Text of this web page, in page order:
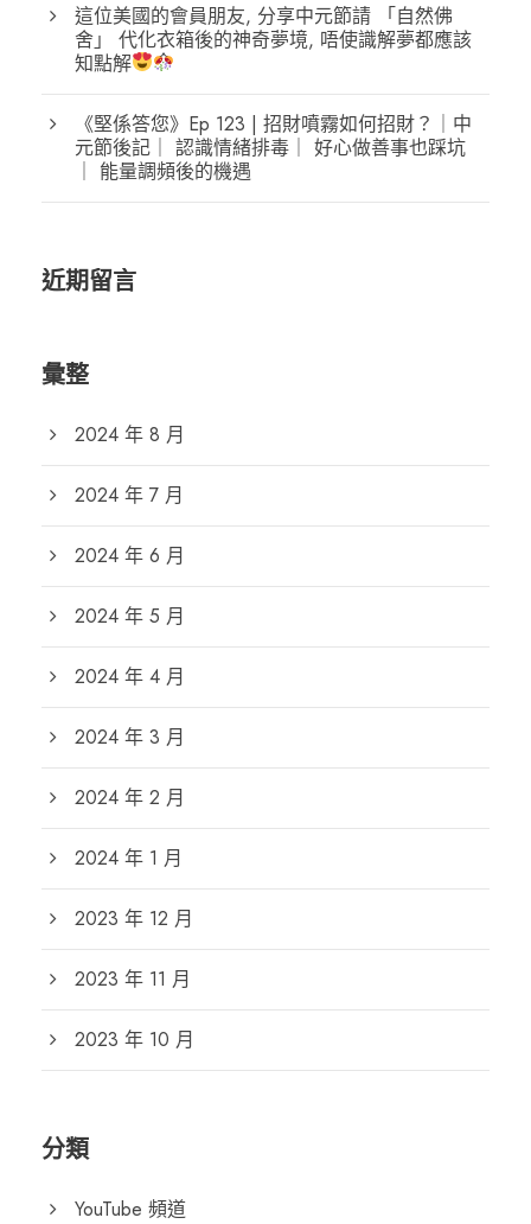
這位美國的會員朋友, 分享中元節請 「自然佛
舍」 代化衣箱後的神奇夢境, 唔使識解夢都應該
知點解
《堅係答您》Ep 123 | 招財噴霧如何招財？｜中
元節後記｜ 認識情緒排毒｜ 好心做善事也踩坑
｜ 能量調頻後的機遇
近期留言
彙整
2024 年 8 月
2024 年 7 月
2024 年 6 月
2024 年 5 月
2024 年 4 月
2024 年 3 月
2024 年 2 月
2024 年 1 月
2023 年 12 月
2023 年 11 月
2023 年 10 月
分類
YouTube 頻道